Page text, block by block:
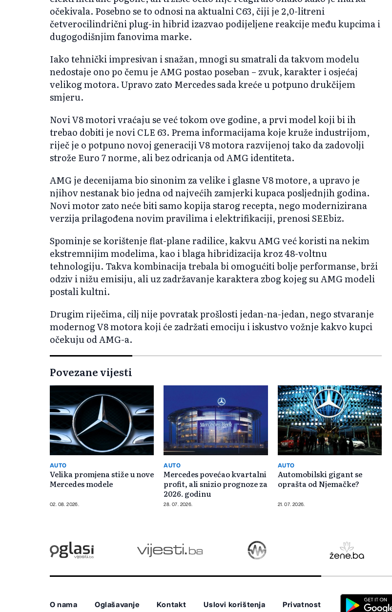
očekivala. Posebno se to odnosi na aktualni C63, čiji je 2,0-litreni
četverocilindrični plug-in hibrid izazvao podijeljene reakcije među kupcima i
dugogodišnjim fanovima marke.
Iako tehnički impresivan i snažan, mnogi su smatrali da takvom modelu
nedostaje ono po čemu je AMG postao poseban – zvuk, karakter i osjećaj
velikog motora. Upravo zato Mercedes sada kreće u potpuno drukčijem
smjeru.
Novi V8 motori vraćaju se već tokom ove godine, a prvi model koji bi ih
trebao dobiti je novi CLE 63. Prema informacijama koje kruže industrijom,
riječ je o potpuno novoj generaciji V8 motora razvijenoj tako da zadovolji
strože Euro 7 norme, ali bez odricanja od AMG identiteta.
AMG je decenijama bio sinonim za velike i glasne V8 motore, a upravo je
njihov nestanak bio jedna od najvećih zamjerki kupaca posljednjih godina.
Novi motor zato neće biti samo kopija starog recepta, nego modernizirana
verzija prilagođena novim pravilima i elektrifikaciji, prenosi SEEbiz.
Spominje se korištenje flat-plane radilice, kakvu AMG već koristi na nekim
ekstremnijim modelima, kao i blaga hibridizacija kroz 48-voltnu
tehnologiju. Takva kombinacija trebala bi omogućiti bolje performanse, brži
odziv i nižu emisiju, ali uz zadržavanje karaktera zbog kojeg su AMG modeli
postali kultni.
Drugim riječima, cilj nije povratak prošlosti jedan-na-jedan, nego stvaranje
modernog V8 motora koji će zadržati emociju i iskustvo vožnje kakvo kupci
očekuju od AMG-a.
Povezane vijesti
AUTO
Velika promjena stiže u nove
Mercedes modele
02. 08. 2026.
AUTO
Mercedes povećao kvartalni
profit, ali snizio prognoze za
2026. godinu
28. 07. 2026.
AUTO
Automobilski gigant se
oprašta od Njemačke?
21. 07. 2026.
O nama Oglašavanje Kontakt Uslovi korištenja Privatnost